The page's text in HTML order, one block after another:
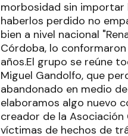
morbosidad sin importar
haberlos perdido no
bien a nivel nacional
Córdoba, lo
años.El grupo se reúne
Miguel Gandolfo, que
abandonado en medio
elaboramos algo nuevo
creador de la
víctimas de hechos de